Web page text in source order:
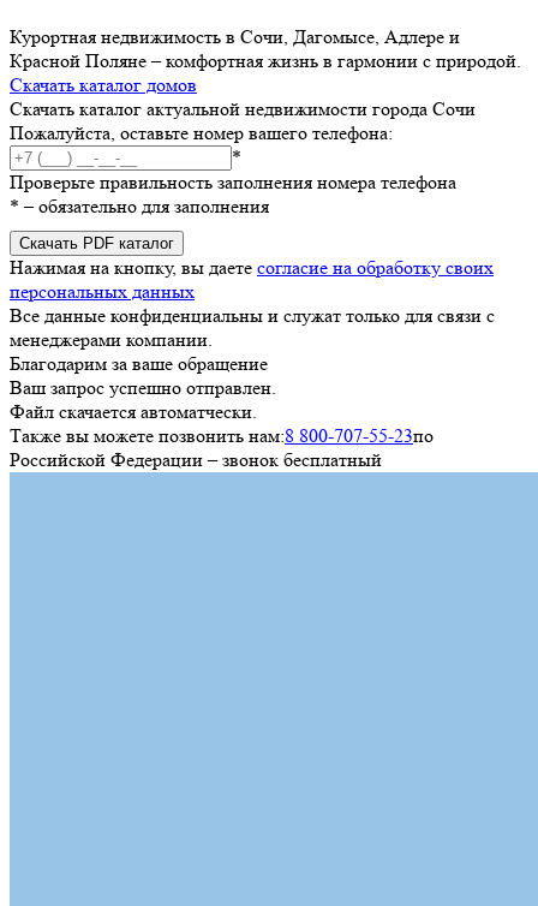
Курортная недвижимость в Сочи, Дагомысе, Адлере и
Красной Поляне – комфортная жизнь в гармонии с природой.
Скачать каталог домов
Скачать каталог актуальной недвижимости города Сочи
Пожалуйста, оставьте номер вашего телефона:
*
Проверьте правильность заполнения номера телефона
* – обязательно для заполнения
Скачать PDF каталог
Нажимая на кнопку, вы даете согласие на обработку своих
персональных данных
Все данные конфиденциальны и служат только для связи с
менеджерами компании.
Благодарим за ваше обращение
Ваш запрос успешно отправлен.
Файл скачается автоматчески.
Также вы можете позвонить нам:8 800-707-55-23по
Российской Федерации – звонок бесплатный